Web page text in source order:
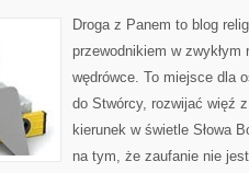
Droga z Panem to blog
przewodnikiem w
wędrówce. To miejsce dla
do Stwórcy, rozwijać więź
kierunek w świetle Słowa
na tym, że zaufanie nie